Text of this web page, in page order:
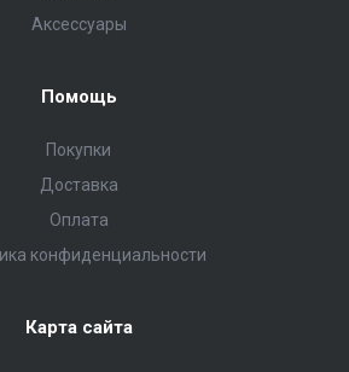
Аксессуары
Помощь
Покупки
Доставка
Оплата
конфиденциальности
Карта сайта